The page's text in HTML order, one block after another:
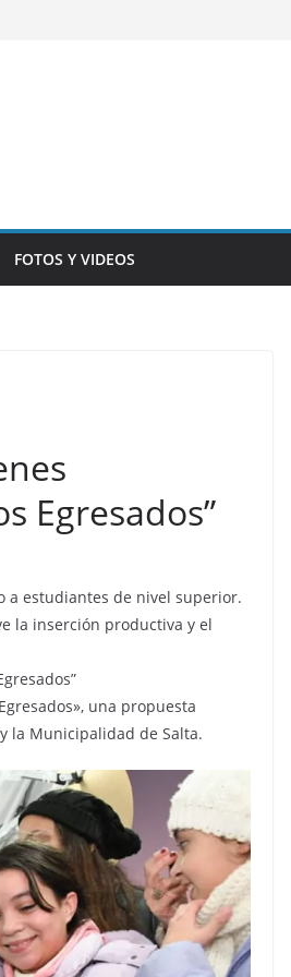
FOTOS Y VIDEOS
Egresados”
a estudiantes de nivel superior.
la inserción productiva y el
una propuesta
la Municipalidad de Salta.